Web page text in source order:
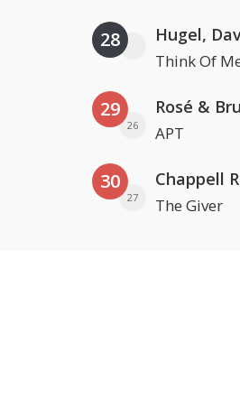
28
Think Of
29
26
Rosé &
APT
30
27
Chappell
The Giver